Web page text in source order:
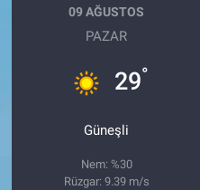
09 AĞUSTOS
PAZAR
29°
Güneşli
Nem: %30
Rüzgar: 9.39 m/s